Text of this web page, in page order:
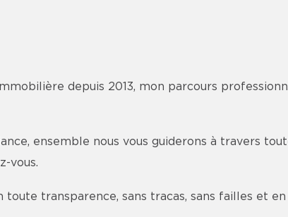
depuis 2013, mon parcours
ensemble nous vous guiderons à travers
vous.
transparence, sans tracas, sans failles et